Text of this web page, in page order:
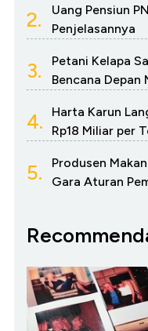
2.
Uang Pensiun
Penjelasannya
3.
Petani Kelapa
Bencana Depan
4.
Harta Karun
Rp18 Miliar per
5.
Produsen
Gara Aturan